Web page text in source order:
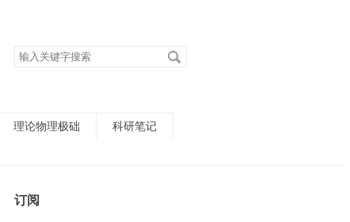
搜
理论物理极础
科研笔记
订阅